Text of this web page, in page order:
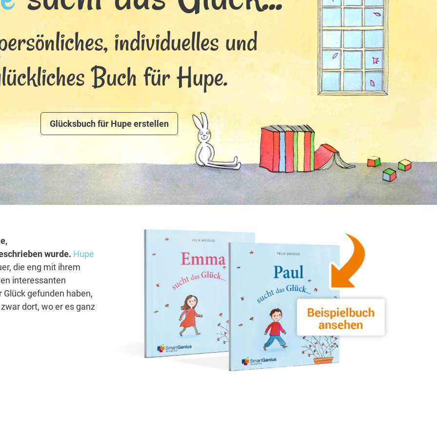
individuelles und
Buch für Hupe.
Glücksbuch für Hupe erstellen
wurde. Hupe
die eng mit ihrem
interessanten
gefunden haben,
dort, wo er es ganz